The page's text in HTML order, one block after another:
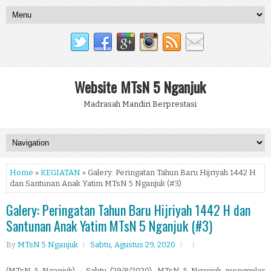
Website MTsN 5 Nganjuk
Madrasah Mandiri Berprestasi
Home » KEGIATAN » Galery: Peringatan Tahun Baru Hijriyah 1442 H
dan Santunan Anak Yatim MTsN 5 Nganjuk (#3)
Galery: Peringatan Tahun Baru Hijriyah 1442 H dan
Santunan Anak Yatim MTsN 5 Nganjuk (#3)
By MTsN 5 Nganjuk Sabtu, Agustus 29, 2020